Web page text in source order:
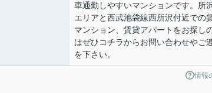
車通勤しやすいマンションです。所
エリアと西武池袋線西所沢付近での
マンション、賃貸アパートをお探し
はぜひコチラからお問い合わせやご
を下さい。
情報